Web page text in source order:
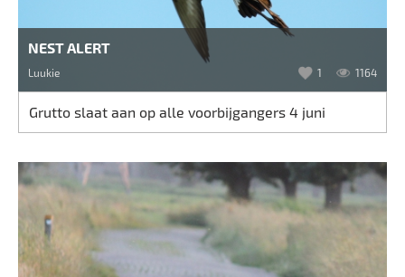
NEST ALERT
Luukie 1 1164
Grutto slaat aan op alle voorbijgangers 4 juni